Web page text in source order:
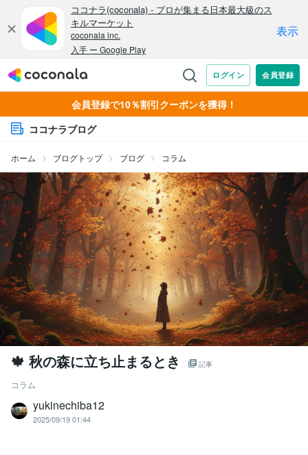
会員登録で10％割引クーポンを獲得！
ココナラブログ
ホーム ブログトップ ブログ コラム
🍁 秋の森に立ち止まるとき 記事
コラム
yukinechiba12
2025/09/19 01:44